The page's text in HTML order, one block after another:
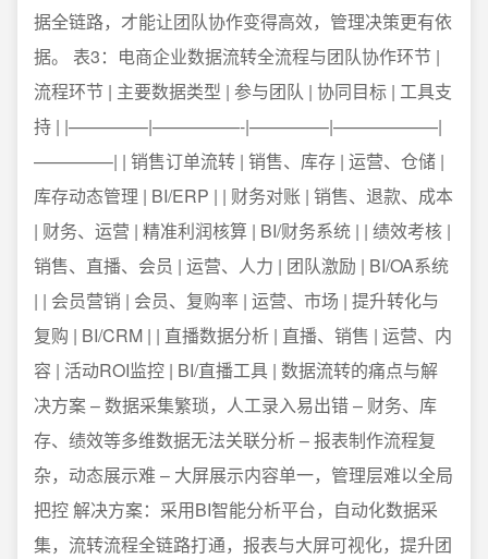
据全链路，才能让团队协作变得高效，管理决策更有依
据。 表3：电商企业数据流转全流程与团队协作环节 |
流程环节 | 主要数据类型 | 参与团队 | 协同目标 | 工具支
持 | |————–|—————-|————–|——————|
————–| | 销售订单流转 | 销售、库存 | 运营、仓储 |
库存动态管理 | BI/ERP | | 财务对账 | 销售、退款、成本
| 财务、运营 | 精准利润核算 | BI/财务系统 | | 绩效考核 |
销售、直播、会员 | 运营、人力 | 团队激励 | BI/OA系统
| | 会员营销 | 会员、复购率 | 运营、市场 | 提升转化与
复购 | BI/CRM | | 直播数据分析 | 直播、销售 | 运营、内
容 | 活动ROI监控 | BI/直播工具 | 数据流转的痛点与解
决方案 – 数据采集繁琐，人工录入易出错 – 财务、库
存、绩效等多维数据无法关联分析 – 报表制作流程复
杂，动态展示难 – 大屏展示内容单一，管理层难以全局
把控 解决方案：采用BI智能分析平台，自动化数据采
集，流转流程全链路打通，报表与大屏可视化，提升团